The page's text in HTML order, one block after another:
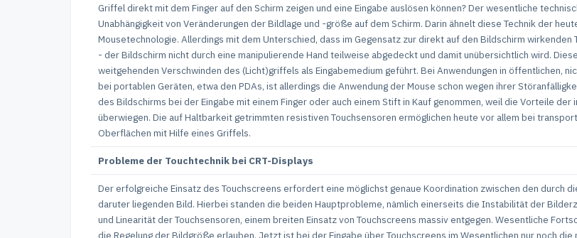
Griffel direkt mit dem Finger auf den Schirm zeigen und eine Eingabe auslösen können? Der wesentliche
Unabhängigkeit von Veränderungen der Bildlage und -größe auf dem Schirm. Darin ähnelt diese Technik der
Mousetechnologie. Allerdings mit dem Unterschied, dass im Gegensatz zur direkt auf den Bildschirm
- der Bildschirm nicht durch eine manipulierende Hand teilweise abgedeckt und damit unübersichtlich wird.
weitgehenden Verschwinden des (Licht)griffels als Eingabemedium geführt. Bei Anwendungen in öffentlichen,
bei portablen Geräten, etwa den PDAs, ist allerdings die Anwendung der Mouse schon wegen ihrer
des Bildschirms bei der Eingabe mit einem Finger oder auch einem Stift in Kauf genommen, weil die Vorteile
überwiegen. Die auf Haltbarkeit getrimmten resistiven Touchsensoren ermöglichen heute vor allem bei
Oberflächen mit Hilfe eines Griffels.
Probleme der Touchtechnik bei CRT-Displays
Der erfolgreiche Einsatz des Touchscreens erfordert eine möglichst genaue Koordination zwischen den durch
daruter liegenden Bild. Hierbei standen die beiden Hauptprobleme, nämlich einerseits die Instabilität der
und Linearität der Touchsensoren, einem breiten Einsatz von Touchscreens massiv entgegen. Wesentliche
die Regelung der Bildgröße erlauben. Jetzt ist bei der Eingabe über Touchscreens im Wesentlichen nur noch